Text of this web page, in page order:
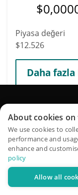
$
Piyasa değeri
$12.526
Daha
9695
TON
TSHIB
$
Piyasa değeri
$12.515
QuantPilot, otonom
geriye dönük test
araştırması
About cookies
We use cookies to
performance and
enhance and
policy
Allow all